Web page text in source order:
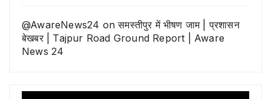
@AwareNews24 onसमस्तीपुर में भीषण जाम | प्रशासन
बेखबर | Tajpur Road Ground Report | Aware
News 24